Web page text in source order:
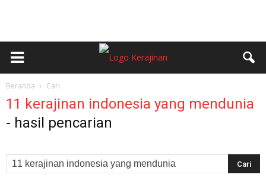
Beranda Cari
11 kerajinan indonesia yang mendunia
- hasil pencarian